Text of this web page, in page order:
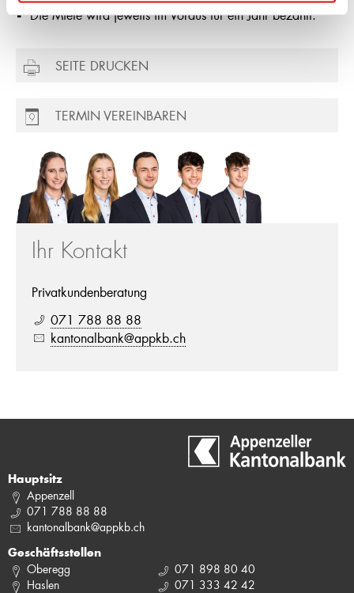
Die Miete wird jeweils im Voraus für ein Jahr bezahlt.
SEITE DRUCKEN
TERMIN VEREINBAREN
Ihr Kontakt
Privatkundenberatung
071 788 88 88
kantonalbank@appkb.ch
Hauptsitz
Appenzell
071 788 88 88
kantonalbank@appkb.ch
Geschäftsstellen
Oberegg
Haslen
071 898 80 40
071 333 42 42